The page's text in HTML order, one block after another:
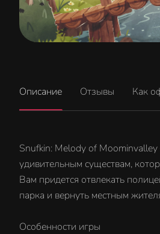
Описание Отзывы Как
Snufkin: Melody of
удивительным существам,
Вам придется отвлекать
парка и вернуть местным
Особенности игры